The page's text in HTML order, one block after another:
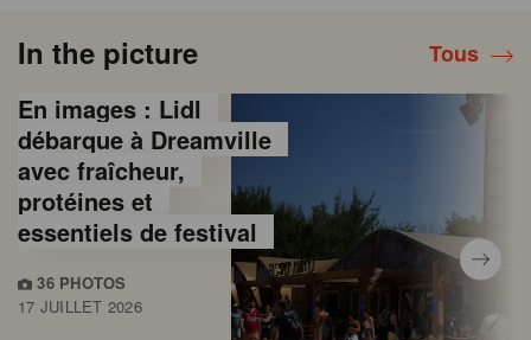
In the picture Tous
En images : Lidl
débarque à Dreamville
avec fraîcheur,
protéines et
essentiels de festival
36 PHOTOS
17 JUILLET 2026